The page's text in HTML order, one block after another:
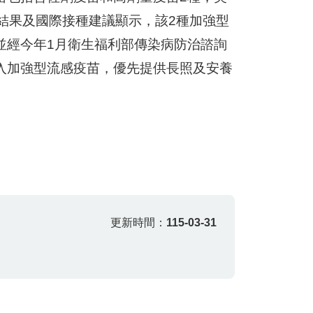
果及國際接種建議顯示，該2種加強型
今年1月衛生福利部傳染病防治諮詢
強型流感疫苗，優先提供長照及安養
更新時間： 115-03-31